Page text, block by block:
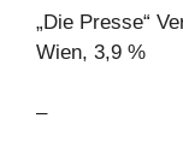
„Die Presse“
Wien, 3,9 %
–